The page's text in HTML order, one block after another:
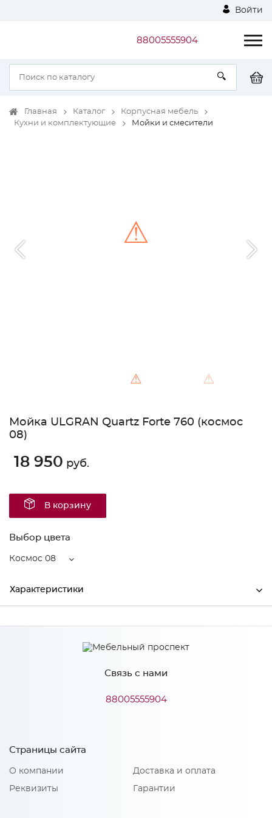
Войти
88005555904
Главная Каталог
Корпусная мебель
Кухни и комплектующие
Мойки и смесители
⚠ ⚠
⚠
Мойка ULGRAN Quartz Forte 760 (космос
08)
18 950 руб.
В корзину
Выбор цвета
Космос 08
Характеристики
Ширина 760
220
510
Торговый дом "Улгран"
Материал
Связь с нами
88005555904
Страницы сайта
О компании
Реквизиты
Доставка и оплата
Гарантии